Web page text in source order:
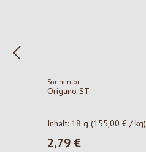
Sonnentor
Origano ST
Inhalt: 18 g(155,00 € / kg)
Regulärer Preis:
2,79 €